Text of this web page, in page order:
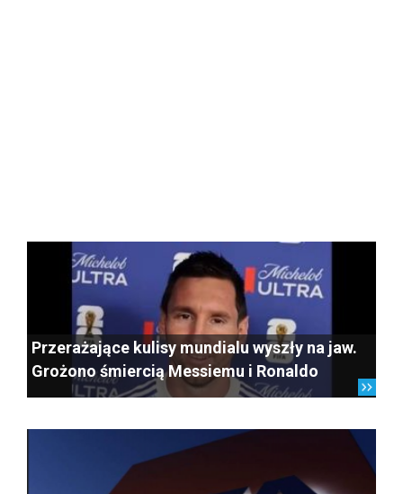
Przerażające kulisy mundialu wyszły na jaw.
Grożono śmiercią Messiemu i Ronaldo